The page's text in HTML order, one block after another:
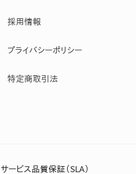
採用情報
プライバシーポリシー
特定商取引法
サービス品質保証（SLA）